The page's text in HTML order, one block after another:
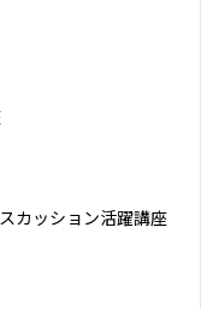
カッション活躍講座